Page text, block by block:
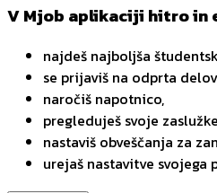
V Mjob aplikaciji hitro in
najdeš najboljša
se prijaviš na odprta
naročiš napotnico,
pregleduješ svoje
nastaviš obveščanja za
urejaš nastavitve svojega